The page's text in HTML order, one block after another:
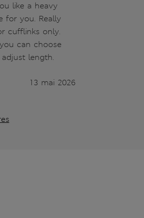
like a heavy
for you. Really
cufflinks only.
can choose
length.
13 mai 2026